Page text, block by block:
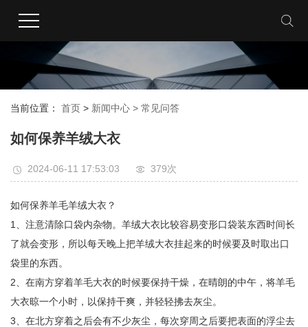
当前位置： 首页 > 新闻中心 > 常见问答
如何保养羊绒大衣
2024-06-11 17:53:03 379次
如何保养羊毛羊绒大衣？
1、注意清除口袋内杂物。羊绒大衣比较容易变形口袋装东西时间长
了就会变形，所以每天晚上把羊绒大衣挂起来的时候要及时取出口
袋里的东西。
2、在南方穿着羊毛大衣的时候要保持干燥，在晴朗的中午，将羊毛
大衣晾一个小时，以保持干爽，并轻轻拂去灰尘。
3、在北方穿着之后会有不少灰尘，每次穿周之后要把表面的浮尘去